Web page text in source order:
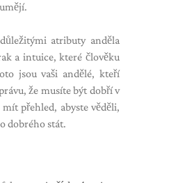
atributy anděla
a intuice, které člověku
jsou vaši andělé, kteří
že musíte být dobří v
přehled, abyste věděli,
dobrého stát.